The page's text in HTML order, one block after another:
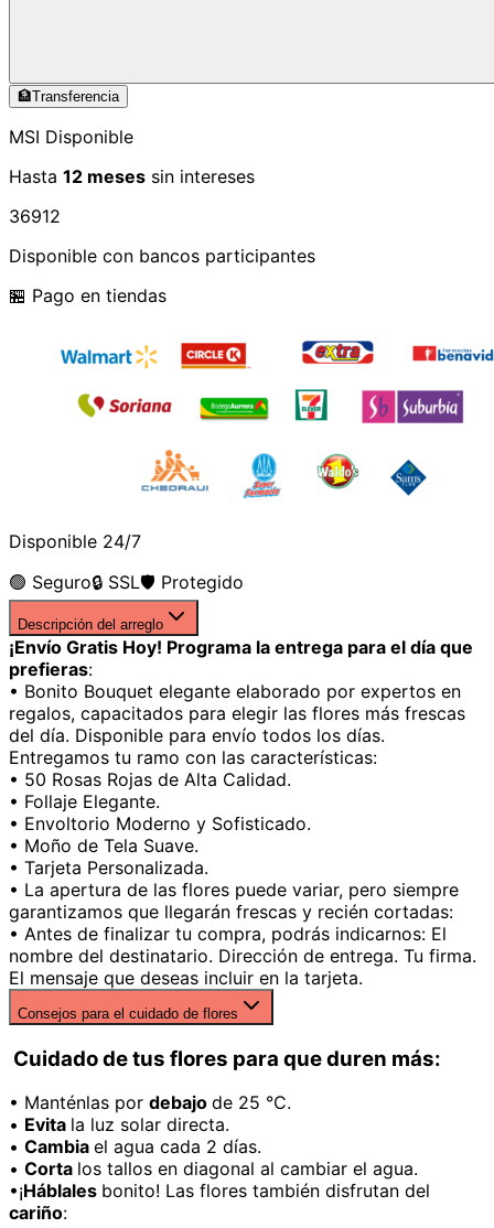
🏦Transferencia
MSI Disponible
Hasta 12 meses sin intereses
36912
Disponible con bancos participantes
🏪 Pago en tiendas
Disponible 24/7
🟢 Seguro🔒 SSL🛡️ Protegido
Descripción del arreglo
¡Envío Gratis Hoy! Programa la entrega para el día que
prefieras:
• Bonito Bouquet elegante elaborado por expertos en
regalos, capacitados para elegir las flores más frescas
del día. Disponible para envío todos los días.
Entregamos tu ramo con las características:
• 50 Rosas Rojas de Alta Calidad.
• Follaje Elegante.
• Envoltorio Moderno y Sofisticado.
• Moño de Tela Suave.
• Tarjeta Personalizada.
• La apertura de las flores puede variar, pero siempre
garantizamos que llegarán frescas y recién cortadas:
• Antes de finalizar tu compra, podrás indicarnos: El
nombre del destinatario. Dirección de entrega. Tu firma.
El mensaje que deseas incluir en la tarjeta.
Consejos para el cuidado de flores
Cuidado de tus flores para que duren más:
• Manténlas por debajo de 25 °C.
• Evita la luz solar directa.
• Cambia el agua cada 2 días.
• Corta los tallos en diagonal al cambiar el agua.
•¡Háblales bonito! Las flores también disfrutan del
cariño: